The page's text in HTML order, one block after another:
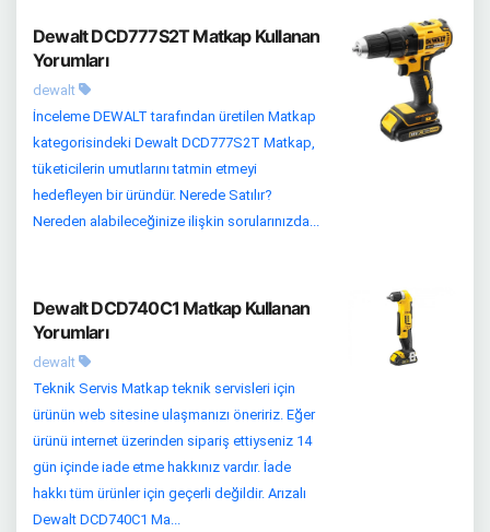
Dewalt DCD777S2T Matkap Kullanan
Yorumları
dewalt
İnceleme DEWALT tarafından üretilen Matkap
kategorisindeki Dewalt DCD777S2T Matkap,
tüketicilerin umutlarını tatmin etmeyi
hedefleyen bir üründür. Nerede Satılır?
Nereden alabileceğinize ilişkin sorularınızda...
Dewalt DCD740C1 Matkap Kullanan
Yorumları
dewalt
Teknik Servis Matkap teknik servisleri için
ürünün web sitesine ulaşmanızı öneririz. Eğer
ürünü internet üzerinden sipariş ettiyseniz 14
gün içinde iade etme hakkınız vardır. İade
hakkı tüm ürünler için geçerli değildir. Arızalı
Dewalt DCD740C1 Ma...